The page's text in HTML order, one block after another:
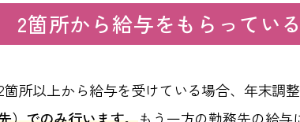
2箇所から給与をもらってい
箇所以上から給与を受けている場合、年末調